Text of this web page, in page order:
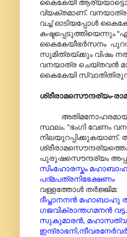
കൈകേയീ
വ്യക്തമാണ്.
വച്ച് ഓടിയപ്പോള്‍
കഷ്ടപ്പെടുത്തിയെന്നും
കൈകേയീഭര്‍സനം
സുമിത്രയ്ക്കും വിഷം
വനയാത്ര ചെയ്തവന്‍
കൈകേയി
ശ്രീരാമസൌന്ദര്യം-
അതിമനോഹരമായ
സ്ഥലം. “ഭംഗി വേണം
നിലയുറപ്പിക്കുകയാണ്.
പുരുഷസൌന്ദര്യം
സിംഹോരസ്കം
പദ്‌മപത്രനിഭേക്ഷണം
വള്ളത്തോൾ തർജ്ജിമ:
ദീപ്താനനൻ മഹാബാഹു
ഗജവിക്രാന്തഗമനൻ
സുകുമാരൻ,